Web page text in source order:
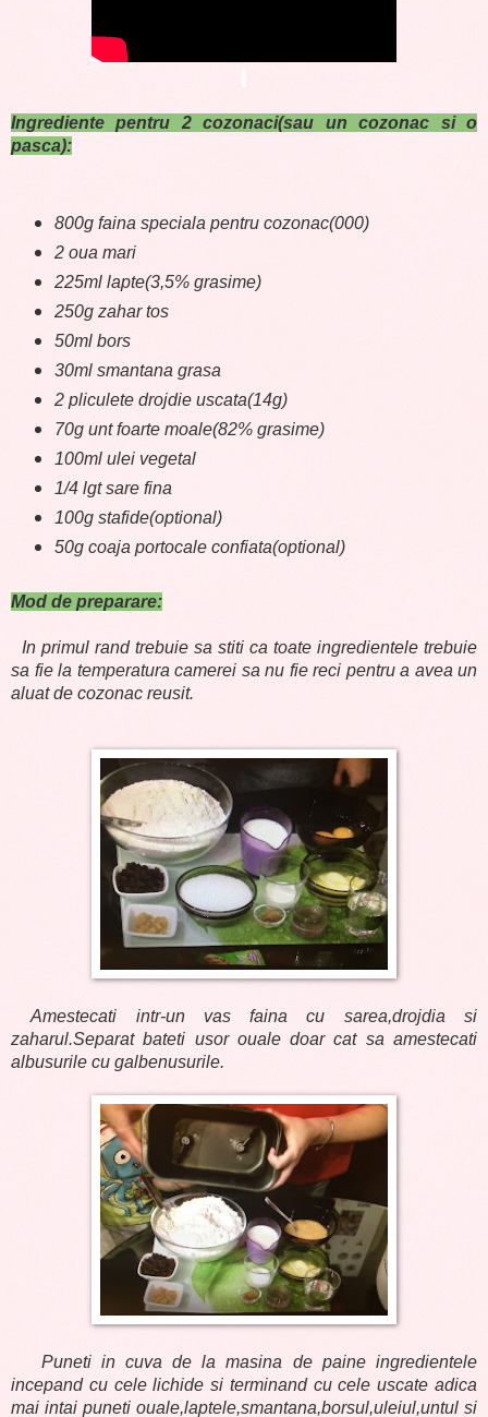
Ingrediente pentru 2 cozonaci(sau un cozonac si o
pasca):
800g faina speciala pentru cozonac(000)
2 oua mari
225ml lapte(3,5% grasime)
250g zahar tos
50ml bors
30ml smantana grasa
2 pliculete drojdie uscata(14g)
70g unt foarte moale(82% grasime)
100ml ulei vegetal
1/4 lgt sare fina
100g stafide(optional)
50g coaja portocale confiata(optional)
Mod de preparare:
In primul rand trebuie sa stiti ca toate ingredientele trebuie
sa fie la temperatura camerei sa nu fie reci pentru a avea un
aluat de cozonac reusit.
Amestecati intr-un vas faina cu sarea,drojdia si
zaharul.Separat bateti usor ouale doar cat sa amestecati
albusurile cu galbenusurile.
Puneti in cuva de la masina de paine ingredientele
incepand cu cele lichide si terminand cu cele uscate adica
mai intai puneti ouale,laptele,smantana,borsul,uleiul,untul si